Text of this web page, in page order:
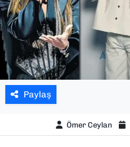
Paylaş
Ömer Ceylan
YEREL YÖNETİMLER